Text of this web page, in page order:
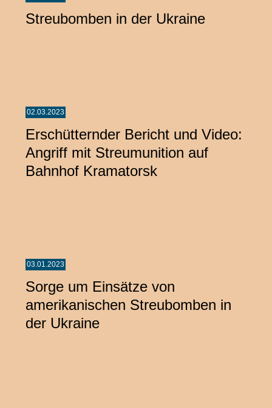
Streubomben in der Ukraine
02.03.2023
Erschütternder Bericht und Video:
Angriff mit Streumunition auf
Bahnhof Kramatorsk
03.01.2023
Sorge um Einsätze von
amerikanischen Streubomben in
der Ukraine